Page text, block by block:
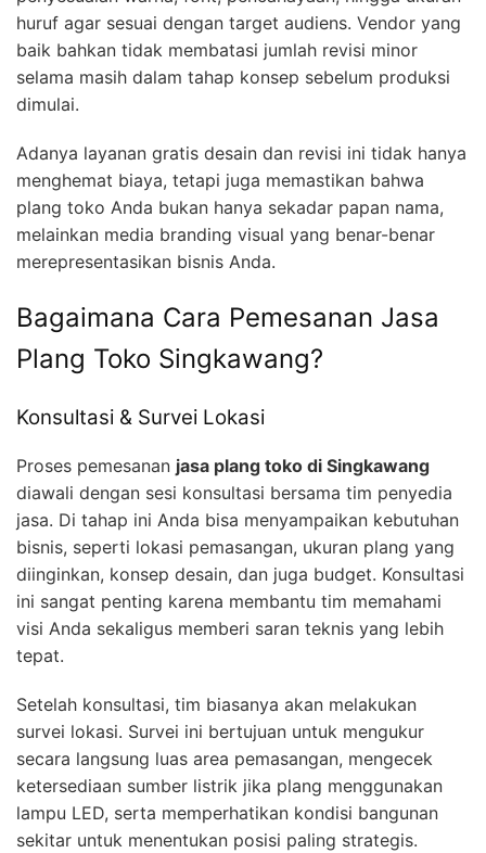
huruf agar sesuai dengan target audiens. Vendor yang
baik bahkan tidak membatasi jumlah revisi minor
selama masih dalam tahap konsep sebelum produksi
dimulai.
Adanya layanan gratis desain dan revisi ini tidak hanya
menghemat biaya, tetapi juga memastikan bahwa
plang toko Anda bukan hanya sekadar papan nama,
melainkan media branding visual yang benar-benar
merepresentasikan bisnis Anda.
Bagaimana Cara Pemesanan Jasa
Plang Toko Singkawang?
Konsultasi & Survei Lokasi
Proses pemesanan jasa plang toko di Singkawang
diawali dengan sesi konsultasi bersama tim penyedia
jasa. Di tahap ini Anda bisa menyampaikan kebutuhan
bisnis, seperti lokasi pemasangan, ukuran plang yang
diinginkan, konsep desain, dan juga budget. Konsultasi
ini sangat penting karena membantu tim memahami
visi Anda sekaligus memberi saran teknis yang lebih
tepat.
Setelah konsultasi, tim biasanya akan melakukan
survei lokasi. Survei ini bertujuan untuk mengukur
secara langsung luas area pemasangan, mengecek
ketersediaan sumber listrik jika plang menggunakan
lampu LED, serta memperhatikan kondisi bangunan
sekitar untuk menentukan posisi paling strategis.